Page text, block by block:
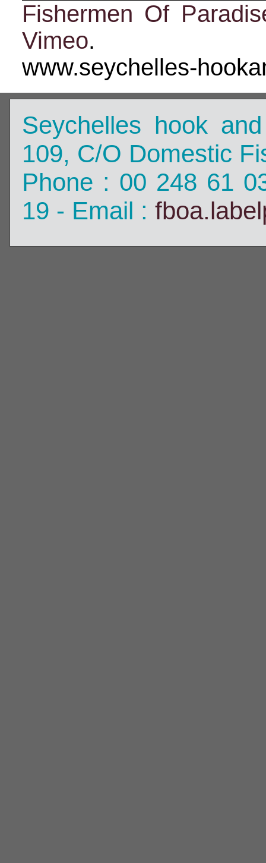
Fishermen Of
Vimeo.
www.seychelles-
Seychelles hook
109, C/O Domestic
Phone : 00 248 61
19 - Email :